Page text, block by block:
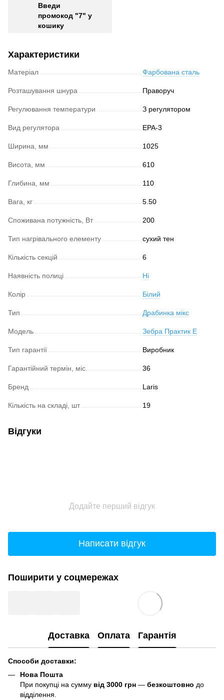
Введи
промокод "7" у
кошику
Характеристики
Матеріал Фарбована сталь
Розташування шнура Праворуч
Регулювання температури З регулятором
Вид регулятора ЕРА-3
Ширина, мм 1025
Висота, мм 610
Глибина, мм 110
Вага, кг 5.50
Споживана потужність, Вт 200
Тип нагрівального елементу сухий тен
Кількість секцій 6
Наявність полиці Ні
Колір Білий
Тип Драбинка мікс
Модель Зебра Практик Е
Тип гарантії Виробник
Гарантійний термін, міс. 36
Бренд Laris
Кількість на складі, шт 19
Відгуки
Додайте перший відгук
Написати відгук
Поширити у соцмережах
Доставка Оплата Гарантія
Способи доставки:
Нова Пошта
При покупці на сумму від 3000 грн — безкоштовно до
відділення.